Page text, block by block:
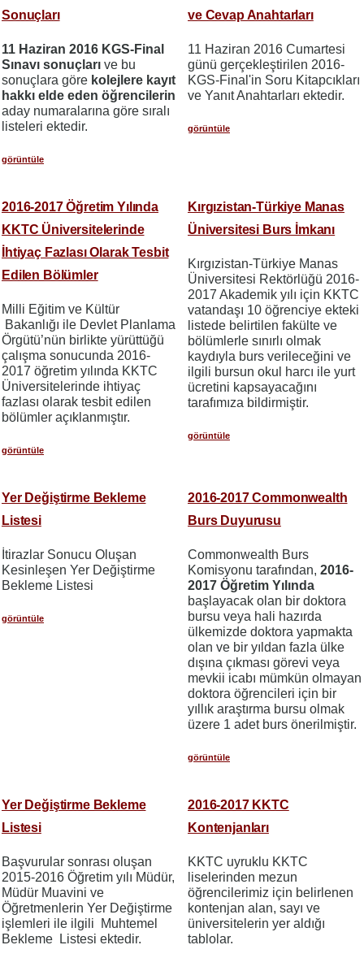
Sonuçları
11 Haziran 2016 KGS-Final
Sınavı sonuçları ve bu
sonuçlara göre kolejlere kayıt
hakkı elde eden öğrencilerin
aday numaralarına göre sıralı
listeleri ektedir.
görüntüle
ve Cevap Anahtarları
11 Haziran 2016 Cumartesi
günü gerçekleştirilen 2016-
KGS-Final'in Soru Kitapcıkları
ve Yanıt Anahtarları ektedir.
görüntüle
2016-2017 Öğretim Yılında
KKTC Üniversitelerinde
İhtiyaç Fazlası Olarak Tesbit
Edilen Bölümler
Milli Eğitim ve Kültür
Bakanlığı ile Devlet Planlama
Örgütü’nün birlikte yürüttüğü
çalışma sonucunda 2016-
2017 öğretim yılında KKTC
Üniversitelerinde ihtiyaç
fazlası olarak tesbit edilen
bölümler açıklanmıştır.
görüntüle
Kırgızistan-Türkiye Manas
Üniversitesi Burs İmkanı
Kırgızistan-Türkiye Manas
Üniversitesi Rektörlüğü 2016-
2017 Akademik yılı için KKTC
vatandaşı 10 öğrenciye ekteki
listede belirtilen fakülte ve
bölümlerle sınırlı olmak
kaydıyla burs verileceğini ve
ilgili bursun okul harcı ile yurt
ücretini kapsayacağını
tarafımıza bildirmiştir.
görüntüle
Yer Değiştirme Bekleme
Listesi
İtirazlar Sonucu Oluşan
Kesinleşen Yer Değiştirme
Bekleme Listesi
görüntüle
2016-2017 Commonwealth
Burs Duyurusu
Commonwealth Burs
Komisyonu tarafından, 2016-
2017 Öğretim Yılında
başlayacak olan bir doktora
bursu veya hali hazırda
ülkemizde doktora yapmakta
olan ve bir yıldan fazla ülke
dışına çıkması görevi veya
mevkii icabı mümkün olmayan
doktora öğrencileri için bir
yıllık araştırma bursu olmak
üzere 1 adet burs önerilmiştir.
görüntüle
Yer Değiştirme Bekleme
Listesi
Başvurular sonrası oluşan
2015-2016 Öğretim yılı Müdür,
Müdür Muavini ve
Öğretmenlerin Yer Değiştirme
işlemleri ile ilgili Muhtemel
Bekleme Listesi ektedir.
2016-2017 KKTC
Kontenjanları
KKTC uyruklu KKTC
liselerinden mezun
öğrencilerimiz için belirlenen
kontenjan alan, sayı ve
üniversitelerin yer aldığı
tablolar.